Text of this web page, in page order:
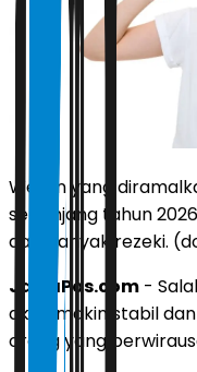
Weton yang
sepanjang tahun
dan banyak rezeki.
JawaPos.com -
akan makin stabil
orang yang